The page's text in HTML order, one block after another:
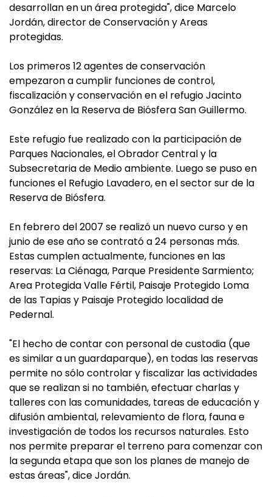
desarrollan en un área protegida", dice Marcelo
Jordán, director de Conservación y Areas
protegidas.
Los primeros 12 agentes de conservación
empezaron a cumplir funciones de control,
fiscalización y conservación en el refugio Jacinto
González en la Reserva de Biósfera San Guillermo.
Este refugio fue realizado con la participación de
Parques Nacionales, el Obrador Central y la
Subsecretaria de Medio ambiente. Luego se puso en
funciones el Refugio Lavadero, en el sector sur de la
Reserva de Biósfera.
En febrero del 2007 se realizó un nuevo curso y en
junio de ese año se contrató a 24 personas más.
Estas cumplen actualmente, funciones en las
reservas: La Ciénaga, Parque Presidente Sarmiento;
Area Protegida Valle Fértil, Paisaje Protegido Loma
de las Tapias y Paisaje Protegido localidad de
Pedernal.
"El hecho de contar con personal de custodia (que
es similar a un guardaparque), en todas las reservas
permite no sólo controlar y fiscalizar las actividades
que se realizan si no también, efectuar charlas y
talleres con las comunidades, tareas de educación y
difusión ambiental, relevamiento de flora, fauna e
investigación de todos los recursos naturales. Esto
nos permite preparar el terreno para comenzar con
la segunda etapa que son los planes de manejo de
estas áreas", dice Jordán.